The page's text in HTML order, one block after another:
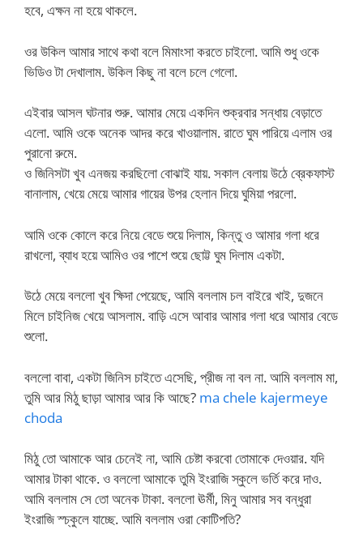
হবে, এক্ষন না হয়ে থাকলে.
ওর উকিল আমার সাথে কথা বলে মিমাংসা করতে চাইলো. আমি শুধু ওকে
ভিডিও টা দেখালাম. উকিল কিছু না বলে চলে গেলো.
এইবার আসল ঘটনার শুরু. আমার মেয়ে একদিন শুক্রবার সন্ধায় বেড়াতে
এলো. আমি ওকে অনেক আদর করে খাওয়ালাম. রাতে ঘুম পারিয়ে এলাম ওর
পুরানো রুমে.
ও জিনিসটা খুব এনজয় করছিলো বোঝাই যায়. সকাল বেলায় উঠে ব্রেকফাস্ট
বানালাম, খেয়ে মেয়ে আমার গায়ের উপর হেলান দিয়ে ঘুমিয়া পরলো.
আমি ওকে কোলে করে নিয়ে বেডে শুয়ে দিলাম, কিন্তু ও আমার গলা ধরে
রাখলো, ব্যাধ হয়ে আমিও ওর পাশে শুয়ে ছোট্ট ঘুম দিলাম একটা.
উঠে মেয়ে বললো খুব ক্ষিদা পেয়েছে, আমি বললাম চল বাইরে খাই, দুজনে
মিলে চাইনিজ খেয়ে আসলাম. বাড়ি এসে আবার আমার গলা ধরে আমার বেডে
শুলো.
বললো বাবা, একটা জিনিস চাইতে এসেছি, প্রীজ না বল না. আমি বললাম মা,
তুমি আর মিঠু ছাড়া আমার আর কি আছে? ma chele kajermeye
choda
মিঠু তো আমাকে আর চেনেই না, আমি চেষ্টা করবো তোমাকে দেওয়ার. যদি
আমার টাকা থাকে. ও বললো আমাকে তুমি ইংরাজি স্কুলে ভর্তি করে দাও.
আমি বললাম সে তো অনেক টাকা. বললো ঊর্মী, মিনু আমার সব বন্ধুরা
ইংরাজি স্চ্কুলে যাচ্ছে. আমি বললাম ওরা কোটিপতি?